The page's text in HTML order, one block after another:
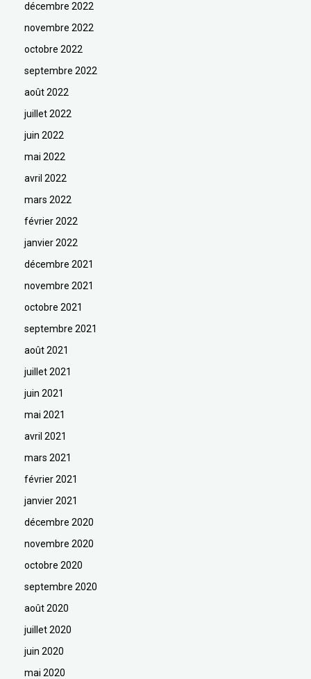
décembre 2022
novembre 2022
octobre 2022
septembre 2022
août 2022
juillet 2022
juin 2022
mai 2022
avril 2022
mars 2022
février 2022
janvier 2022
décembre 2021
novembre 2021
octobre 2021
septembre 2021
août 2021
juillet 2021
juin 2021
mai 2021
avril 2021
mars 2021
février 2021
janvier 2021
décembre 2020
novembre 2020
octobre 2020
septembre 2020
août 2020
juillet 2020
juin 2020
mai 2020